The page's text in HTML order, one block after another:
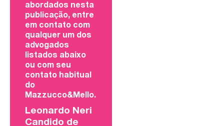
abordados nesta
publicação, entre
em contato com
qualquer um dos
advogados
listados abaixo
ou com seu
contato habitual
do
Mazzucco&Mello.
Leonardo Neri
Candido de